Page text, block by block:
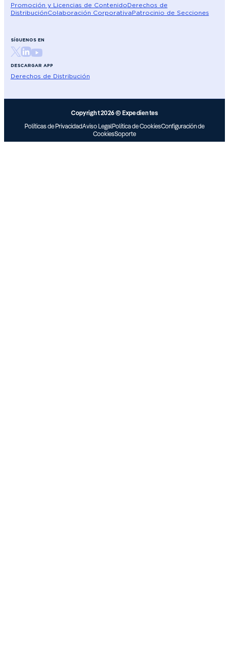
Promoción y Licencias de ContenidoDerechos de
DistribuciónColaboración CorporativaPatrocinio de Secciones
SÍGUENOS EN
DESCARGAR APP
Derechos de Distribución
Copyright 2026 © Expedientes
Políticas de PrivacidadAviso LegalPolítica de CookiesConfiguración de
CookiesSoporte